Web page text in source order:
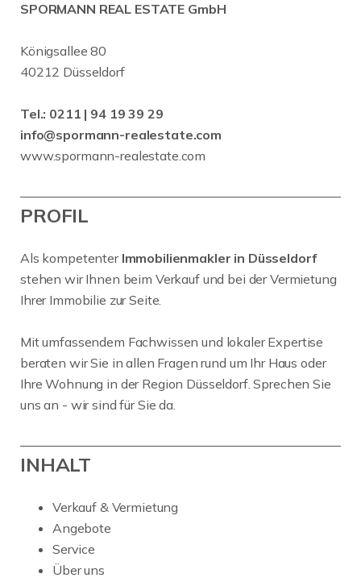
SPORMANN REAL ESTATE GmbH
Königsallee 80
40212 Düsseldorf
Tel.: 0211 | 94 19 39 29
info@spormann-realestate.com
www.spormann-realestate.com
PROFIL
Als kompetenter Immobilienmakler in Düsseldorf
stehen wir Ihnen beim Verkauf und bei der Vermietung
Ihrer Immobilie zur Seite.
Mit umfassendem Fachwissen und lokaler Expertise
beraten wir Sie in allen Fragen rund um Ihr Haus oder
Ihre Wohnung in der Region Düsseldorf. Sprechen Sie
uns an - wir sind für Sie da.
INHALT
Verkauf & Vermietung
Angebote
Service
Über uns